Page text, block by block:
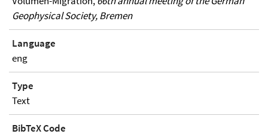
Geophysical Society, Bremen
Language
eng
Type
Text
BibTeX Code